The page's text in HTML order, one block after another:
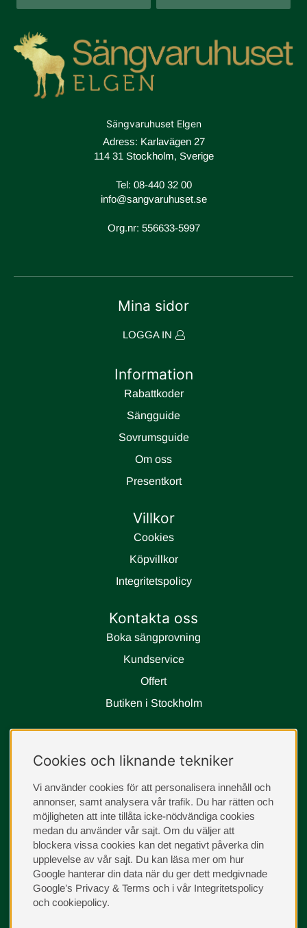
Sängvaruhuset Elgen
Adress: Karlavägen 27
114 31 Stockholm, Sverige
Tel: 08-440 32 00
info@sangvaruhuset.se
Org.nr: 556633-5997
Mina sidor
LOGGA IN
Information
Rabattkoder
Sängguide
Sovrumsguide
Om oss
Presentkort
Villkor
Cookies
Köpvillkor
Integritetspolicy
Kontakta oss
Boka sängprovning
Kundservice
Offert
Butiken i Stockholm
instagram
Cookies och liknande tekniker
Vi använder cookies för att personalisera innehåll och
annonser, samt analysera vår trafik. Du har rätten och
möjligheten att inte tillåta icke-nödvändiga cookies
medan du använder vår sajt. Om du väljer att
blockera vissa cookies kan det negativt påverka din
upplevelse av vår sajt. Du kan läsa mer om hur
Google hanterar din data när du ger dett medgivnade
Google’s Privacy & Terms och i vår Integritetspolicy
och cookiepolicy.